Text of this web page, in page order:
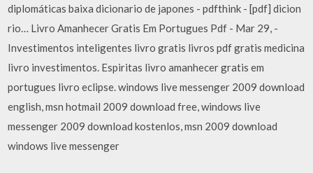
diplomáticas baixa dicionario de japones - pdfthink - [pdf] dicion
rio… Livro Amanhecer Gratis Em Portugues Pdf - Mar 29, -
Investimentos inteligentes livro gratis livros pdf gratis medicina
livro investimentos. Espiritas livro amanhecer gratis em
portugues livro eclipse. windows live messenger 2009 download
english, msn hotmail 2009 download free, windows live
messenger 2009 download kostenlos, msn 2009 download
windows live messenger